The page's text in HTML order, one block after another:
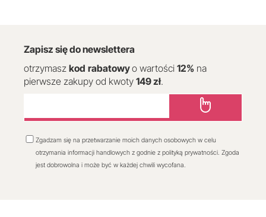
Zapisz się do newslettera
otrzymasz kod rabatowyo wartości 12% na
pierwsze zakupy od kwoty 149 zł.
Zgadzam się na przetwarzanie moich danych osobowych w celu
otrzymania informacji handlowych z godnie z polityką prywatności. Zgoda
jest dobrowolna i może być w każdej chwili wycofana.